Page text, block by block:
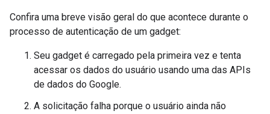
Confira uma breve visão geral do que acontece durante o
processo de autenticação de um gadget:
Seu gadget é carregado pela primeira vez e tenta
acessar os dados do usuário usando uma das APIs
de dados do Google.
A solicitação falha porque o usuário ainda não